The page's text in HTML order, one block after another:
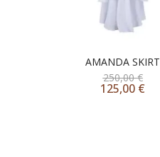
AMANDA SKIRT
250,00€
125,00 €